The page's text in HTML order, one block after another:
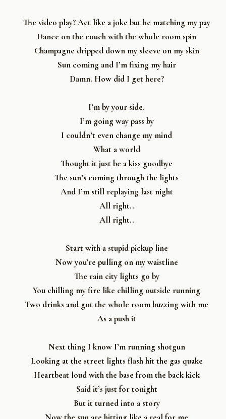
The video play? Act like a joke but he matching my pay
Dance on the couch with the whole room spin
Champagne dripped down my sleeve on my skin
Sun coming and I’m fixing my hair
Damn. How did I get here?
I’m by your side.
I’m going way pass by
I couldn’t even change my mind
What a world
Thought it just be a kiss goodbye
The sun’s coming through the lights
And I’m still replaying last night
All right..
All right..
Start with a stupid pickup line
Now you’re pulling on my waistline
The rain city lights go by
You chilling my fire like chilling outside running
Two drinks and got the whole room buzzing with me
As a push it
Next thing I know I’m running shotgun
Looking at the street lights flash hit the gas quake
Heartbeat loud with the base from the back kick
Said it’s just for tonight
But it turned into a story